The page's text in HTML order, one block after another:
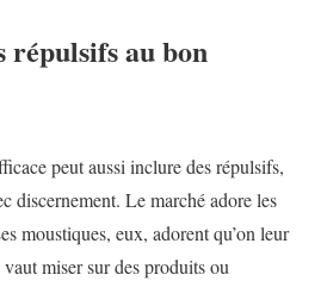
répulsifs au bon
peut aussi inclure des répulsifs,
discernement. Le marché adore les
moustiques, eux, adorent qu’on leur
miser sur des produits ou